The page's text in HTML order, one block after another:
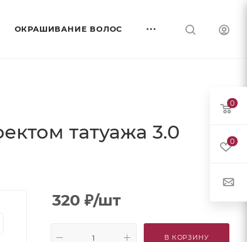
ОКРАШИВАНИЕ ВОЛОС
татуажа 3.0
320 ₽/шт
В КОРЗИНУ
0
0